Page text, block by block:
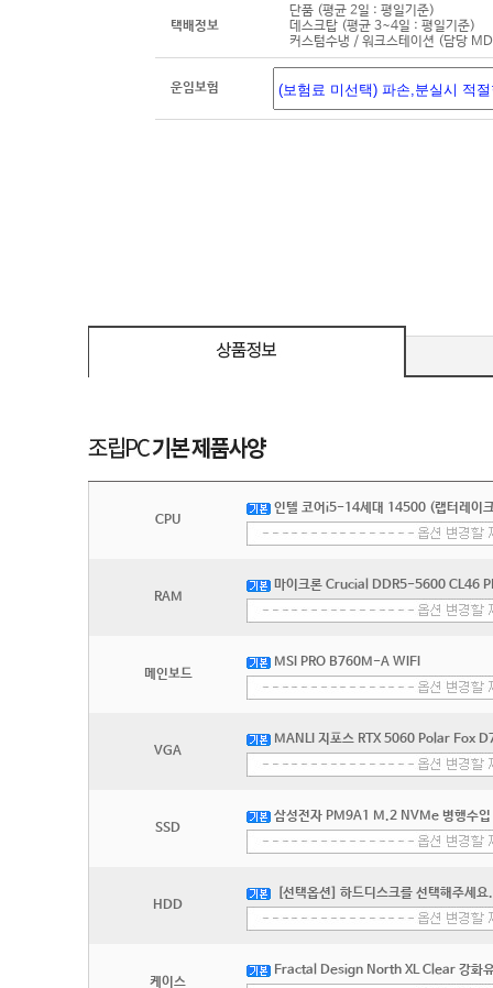
택배정보
단품 (평균 2일 : 평일기준)
데스크탑 (평균 3~4일 : 평일기준)
커스텀수냉 / 워크스테이션 (담당
운임보험
CPU
인텔 코어i5-14세대 14500 (랩터레이
RAM
마이크론 Crucial DDR5-5600 CL46
메인보드
MSI PRO B760M-A WIFI
VGA
MANLI 지포스 RTX 5060 Polar Fox
SSD
삼성전자 PM9A1 M.2 NVMe 병행수
HDD
[선택옵션] 하드디스크를 선택해주세요.
케이스
Fractal Design North XL Clear 강화